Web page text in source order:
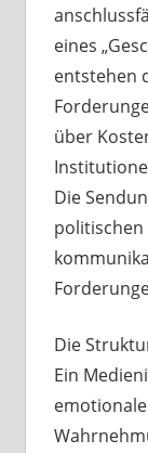
eines
entstehen
über
Die
Die
Ein